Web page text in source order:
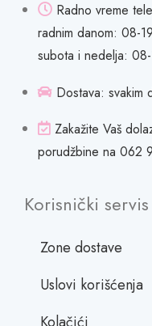
Radno vreme
radnim danom: 08-
subota i nedelja:
Dostava:
Zakažite Vaš
porudžbine na 062
Korisnički servis
Zone dostave
Uslovi korišćenja